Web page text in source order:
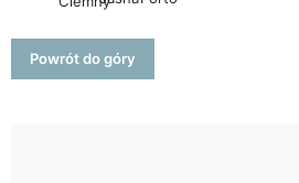
Powrót do góry